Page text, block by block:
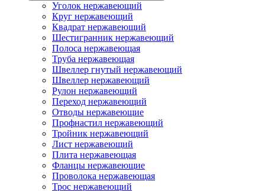
Уголок нержавеющий
Круг нержавеющий
Квадрат нержавеющий
Шестигранник нержавеющий
Полоса нержавеющая
Труба нержавеющая
Швеллер гнутый нержавеющий
Швеллер нержавеющий
Рулон нержавеющий
Переход нержавеющий
Отводы нержавеющие
Профнастил нержавеющий
Тройник нержавеющий
Лист нержавеющий
Плита нержавеющая
Фланцы нержавеющие
Проволока нержавеющая
Трос нержавеющий